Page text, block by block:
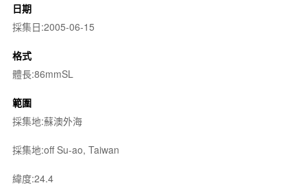
日期
採集日:2005-06-15
格式
體長:86mmSL
範圍
採集地:蘇澳外海
採集地:off Su-ao, Taiwan
緯度:24.4